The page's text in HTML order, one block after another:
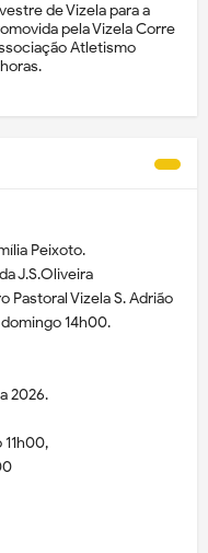
de Vizela para a
pela Vizela Corre
Atletismo
Peixoto.
J.S.Oliveira
Pastoral Vizela S. Adrião
14h00.
2026.